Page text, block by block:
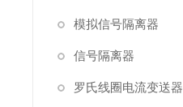
模拟信号隔离器
信号隔离器
罗氏线圈电流变送器